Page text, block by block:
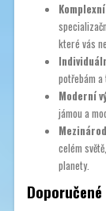
které vás
potřebám
Moderní
jámou a
celém
planety.